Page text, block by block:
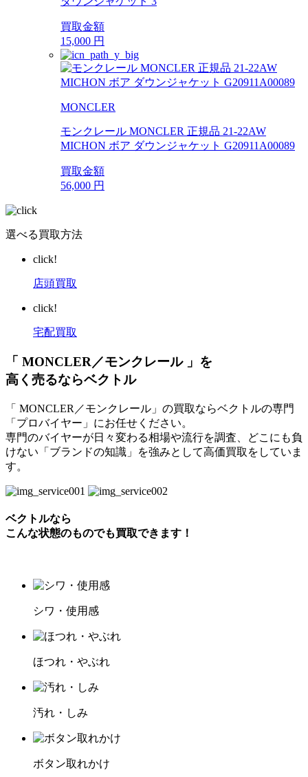
買取金額
15,000 円
MONCLER
モンクレール MONCLER 正規品 21-22AW
MICHON ボア ダウンジャケット G20911A00089
買取金額
56,000 円
選べる買取方法
click!
店頭買取
click!
宅配買取
「 MONCLER／モンクレール 」を
高く売るならベクトル
「 MONCLER／モンクレール」の買取ならベクトルの専門
「プロバイヤー」にお任せください。
専門のバイヤーが日々変わる相場や流行を調査、どこにも負
けない「ブランドの知識」を強みとして高価買取をしていま
す。
ベクトルなら
こんな状態のものでも買取できます！
シワ・使用感
ほつれ・やぶれ
汚れ・しみ
ボタン取れかけ